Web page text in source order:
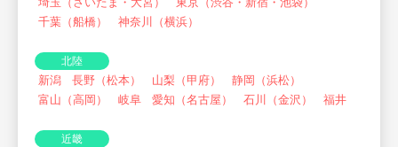
千葉（船橋）
神奈川（横浜）
北陸
新潟 長野（松本） 山梨（甲府）
静岡（浜松）
富山（高岡）
岐阜 愛知（名古屋） 石川（金沢） 福井
近畿